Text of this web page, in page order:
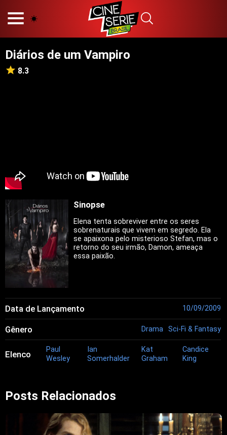
PRINCÍPIOS EDITORIAIS
POLÍTICA DE PRIVACIDADE
Filmes
Novelas
Diários de um Vampiro
8.3
Sinopse
Elena tenta sobreviver entre os seres
sobrenaturais que vivem em segredo. Ela
se apaixona pelo misterioso Stefan, mas o
retorno do seu irmão, Damon, ameaça
essa paixão.
Data de Lançamento 10/09/2009
Gênero Drama Sci-Fi & Fantasy
Elenco
Paul
Wesley
Ian
Somerhalder
Kat
Graham
Candice
King
Posts Relacionados